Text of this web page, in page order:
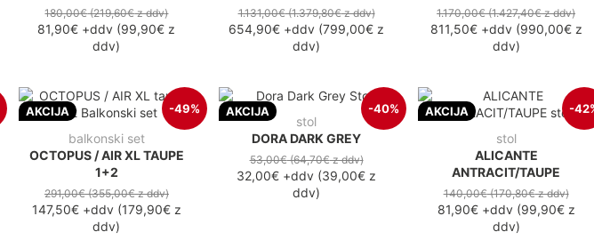
180,00€(219,60€z ddv)
81,90€ +ddv (99,90€ z
ddv)
1.131,00€(1.379,80€z ddv)
654,90€ +ddv (799,00€ z
ddv)
1.170,00€(1.427,40€z ddv)
811,50€+ddv(990,00€z
ddv)
AKCIJA -49%
balkonski set
OCTOPUS / AIR XL TAUPE
1+2
291,00€(355,00€z ddv)
147,50€+ddv(179,90€z
ddv)
AKCIJA -40%
stol
DORA DARK GREY
53,00€(64,70€z ddv)
32,00€ +ddv (39,00€ z
ddv)
AKCIJA -
stol
ALICANTE
ANTRACIT/TAUPE
140,00€(170,80€z ddv)
81,90€+ddv(99,90€z
ddv)